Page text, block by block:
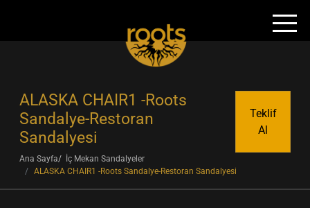
ALASKA CHAIR1 -Roots
Sandalye-Restoran
Sandalyesi
Teklif
Al
Ana Sayfa
İç Mekan Sandalyeler
ALASKA CHAIR1 -Roots Sandalye-Restoran Sandalyesi